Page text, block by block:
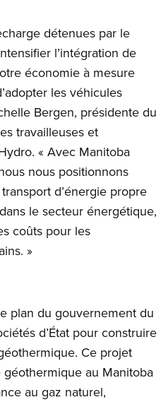
détenues par le
l’intégration de
économie à mesure
les véhicules
Bergen, présidente du
travailleuses et
« Avec Manitoba
nous positionnons
d’énergie propre
le secteur énergétique,
coûts pour les
»
plan du gouvernement du
d’État pour construire
Ce projet
au Manitoba
au gaz naturel,